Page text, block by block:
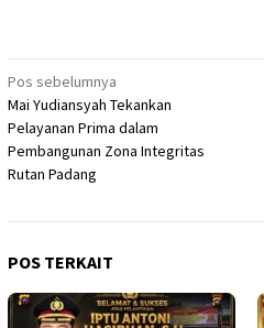
Navigasi
pos
Pos sebelumnya
Mai Yudiansyah Tekankan
Pelayanan Prima dalam
Pembangunan Zona Integritas
Rutan Padang
POS TERKAIT